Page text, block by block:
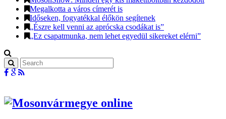
Megalkotta a város címerét is
Időseken, fogyatékkal élőkön segítenek
„Észre kell venni az aprócska csodákat is”
„Ez csapatmunka, nem lehet egyedül sikereket elérni”